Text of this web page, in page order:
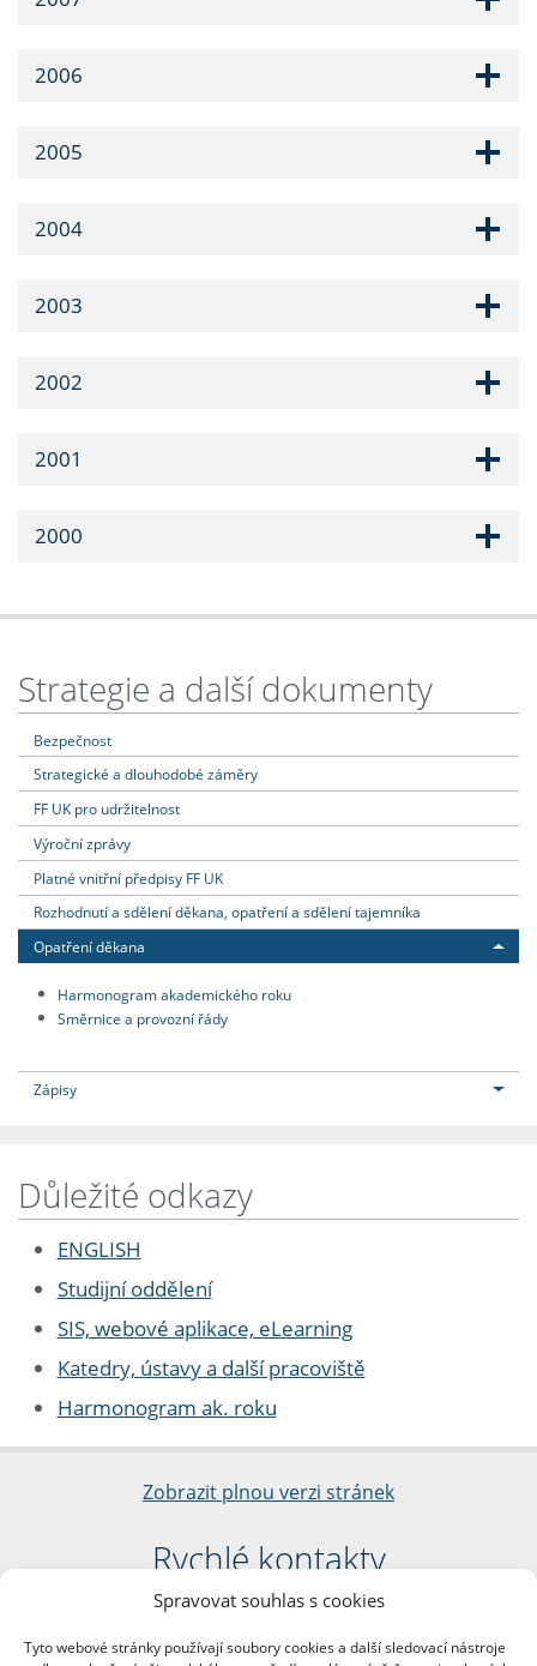
Spravovat souhlas s cookies
Tyto webové stránky používají soubory cookies a další sledovací nástroje
2006
2005
2004
2003
2002
2001
2000
Strategie a další dokumenty
Bezpečnost
Strategické a dlouhodobé záměry
FF UK pro udržitelnost
Výroční zprávy
Platné vnitřní předpisy FF UK
Rozhodnutí a sdělení děkana, opatření a sdělení tajemníka
Opatření děkana
Harmonogram akademického roku
Směrnice a provozní řády
Zápisy
Důležité odkazy
ENGLISH
Studijní oddělení
SIS, webové aplikace, eLearning
Katedry, ústavy a další pracoviště
Harmonogram ak. roku
Zobrazit plnou verzi stránek
Rychlé kontakty
Filozofická fakulta
nám. Jana Palacha 1/2